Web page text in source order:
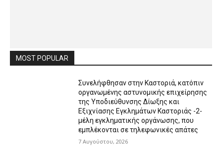
MOST POPULAR
Συνελήφθησαν στην Καστοριά, κατόπιν
οργανωμένης αστυνομικής επιχείρησης
της Υποδιεύθυνσης Δίωξης και
Εξιχνίασης Εγκλημάτων Καστοριάς -2-
μέλη εγκληματικής οργάνωσης, που
εμπλέκονται σε τηλεφωνικές απάτες
7 Αυγούστου, 2026